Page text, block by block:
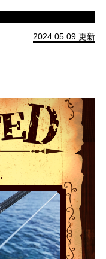
2024.05.09 更新